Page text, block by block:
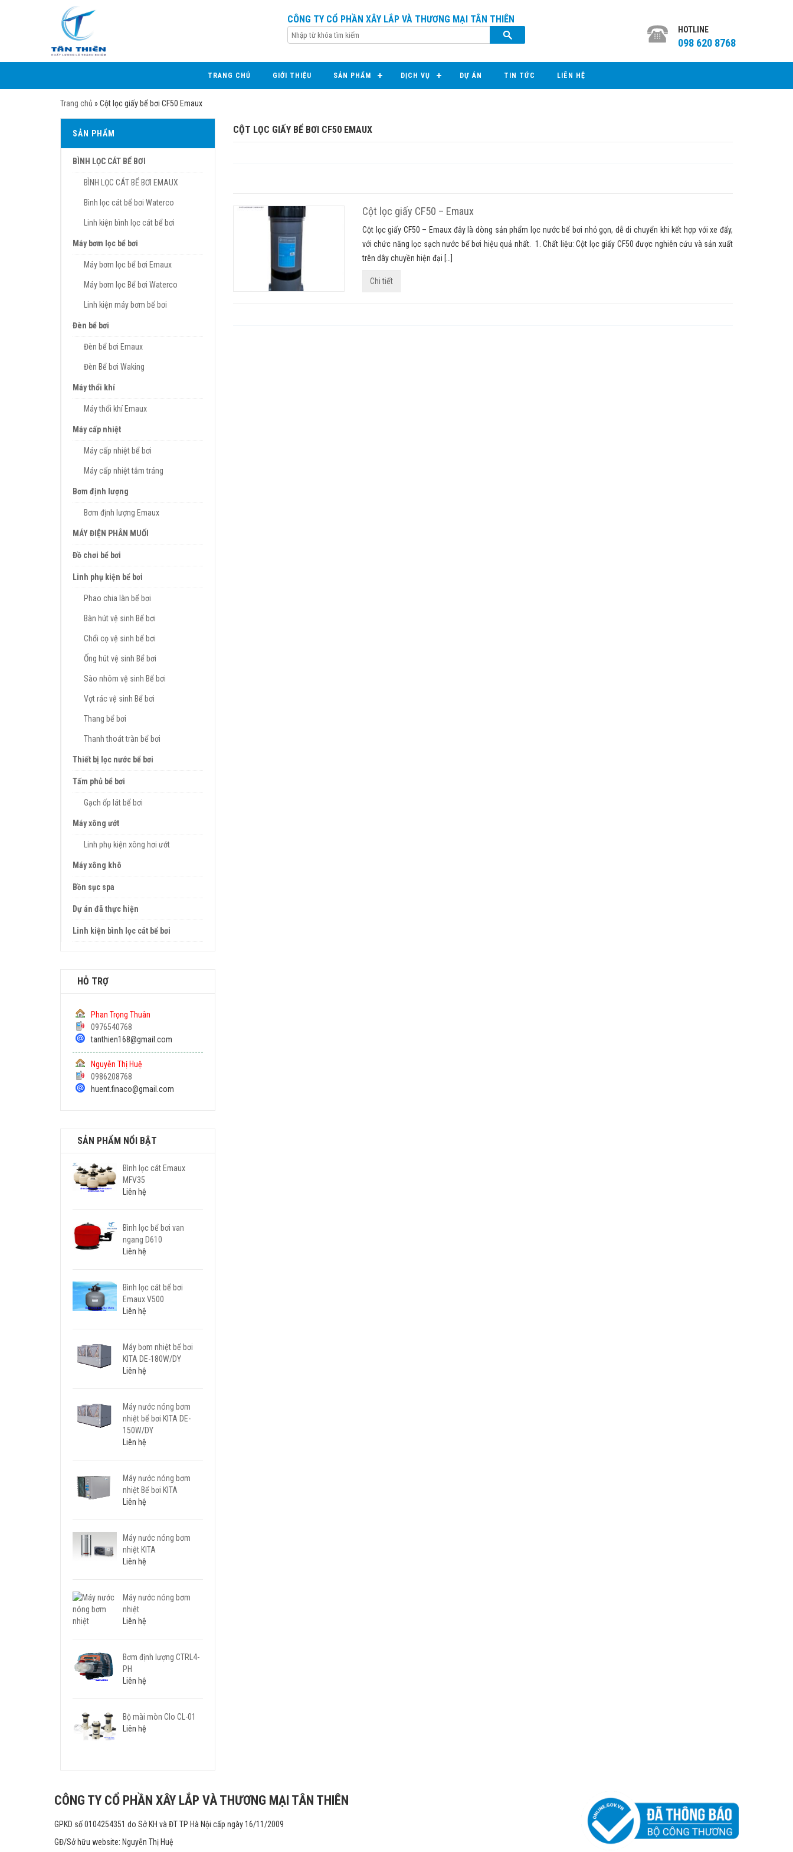
CÔNG TY CỔ PHẦN XÂY LẮP VÀ THƯƠNG MẠI TÂN THIÊN
HOTLINE
098 620 8768
TRANG CHỦ GIỚI THIỆU SẢN PHẨM DỊCH VỤ DỰ ÁN TIN TỨC LIÊN HỆ
Trang chủ »Cột lọc giấy bể bơi CF50 Emaux
SẢN PHẨM
BÌNH LỌC CÁT BỂ BƠI
BÌNH LỌC CÁT BỂ BƠI EMAUX
Bình lọc cát bể bơi Waterco
Linh kiện bình lọc cát bể bơi
Máy bơm lọc bể bơi
Máy bơm lọc bể bơi Emaux
Máy bơm lọc Bể bơi Waterco
Linh kiện máy bơm bể bơi
Đèn bể bơi
Đèn bể bơi Emaux
Đèn Bể bơi Waking
Máy thổi khí
Máy thổi khí Emaux
Máy cấp nhiệt
Máy cấp nhiệt bể bơi
Máy cấp nhiệt tắm tráng
Bơm định lượng
Bơm định lượng Emaux
MÁY ĐIỆN PHÂN MUỐI
Đồ chơi bể bơi
Linh phụ kiện bể bơi
Phao chia làn bể bơi
Bàn hút vệ sinh Bể bơi
Chổi cọ vệ sinh bể bơi
Ống hút vệ sinh Bể bơi
Sào nhôm vệ sinh Bể bơi
Vợt rác vệ sinh Bể bơi
Thang bể bơi
Thanh thoát tràn bể bơi
Thiết bị lọc nước bể bơi
Tấm phủ bể bơi
Gạch ốp lát bể bơi
Máy xông ướt
Linh phụ kiện xông hơi ướt
Máy xông khô
Bồn sục spa
Dự án đã thực hiện
Linh kiện bình lọc cát bể bơi
HỖ TRỢ
Phan Trọng Thuân
0976540768
tanthien168@gmail.com
Nguyễn Thị Huệ
0986208768
huent.finaco@gmail.com
SẢN PHẨM NỔI BẬT
Bình lọc cát Emaux
MFV35
Liên hệ
Bình lọc bể bơi van
ngang D610
Liên hệ
Bình lọc cát bể bơi
Emaux V500
Liên hệ
Máy bơm nhiệt bể bơi
KITA DE-180W/DY
Liên hệ
Máy nước nóng bơm
nhiệt bể bơi KITA DE-
150W/DY
Liên hệ
Máy nước nóng bơm
nhiệt Bể bơi KITA
Liên hệ
Máy nước nóng bơm
nhiệt KITA
Liên hệ
Máy nước nóng bơm
nhiệt
Liên hệ
Bơm định lượng CTRL4-
PH
Liên hệ
Bộ mài mòn Clo CL-01
Liên hệ
CỘT LỌC GIẤY BỂ BƠI CF50 EMAUX
Cột lọc giấy CF50 – Emaux
Cột lọc giấy CF50 – Emaux đây là dòng sản phẩm lọc nước bể bơi nhỏ gọn, dễ di chuyển khi kết hợp với xe đẩy,
với chức năng lọc sạch nước bể bơi hiệu quả nhất. 1. Chất liệu: Cột lọc giấy CF50 được nghiên cứu và sản xuất
trên dây chuyền hiện đại […]
Chi tiết
CÔNG TY CỔ PHẦN XÂY LẮP VÀ THƯƠNG MẠI TÂN THIÊN
GPKD số 0104254351 do Sở KH và ĐT TP Hà Nội cấp ngày 16/11/2009
GĐ/Sở hữu website: Nguyễn Thị Huệ